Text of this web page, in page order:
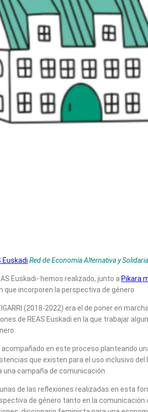
Euskadi Red de Economía Alternativa y Solidaria
Euskadi- hemos realizado, junto a Pikara
incorporen la perspectiva de género
(2018-2022) era el de poner en
de REAS Euskadi en la que trabajar
acompañado en este proceso planteando
que existen para el uso inclusivo
campaña de comunicación.
de las reflexiones realizadas en esta
de género tanto en la